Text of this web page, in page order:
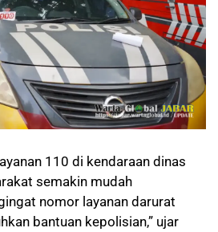
110 di kendaraan dinas
semakin mudah
nomor layanan darurat
bantuan kepolisian,” ujar